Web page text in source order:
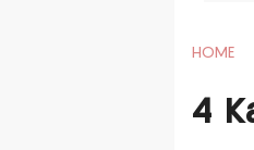
HOME
4